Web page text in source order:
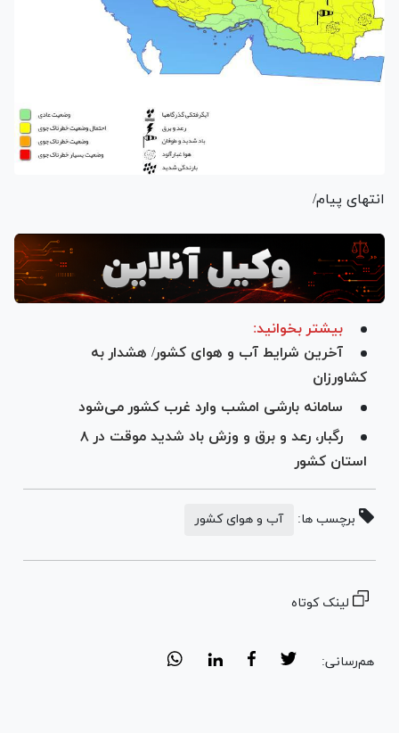
انتهای پیام/
بیشتر بخوانید:
آخرین شرایط آب و هوای کشور/ هشدار به
کشاورزان
سامانه بارشی امشب وارد غرب کشور می‌شود
رگبار، رعد و برق و وزش باد شدید موقت در ۸
استان کشور
برچسب ها: آب و هوای کشور
لینک کوتاه
هم‌رسانی: